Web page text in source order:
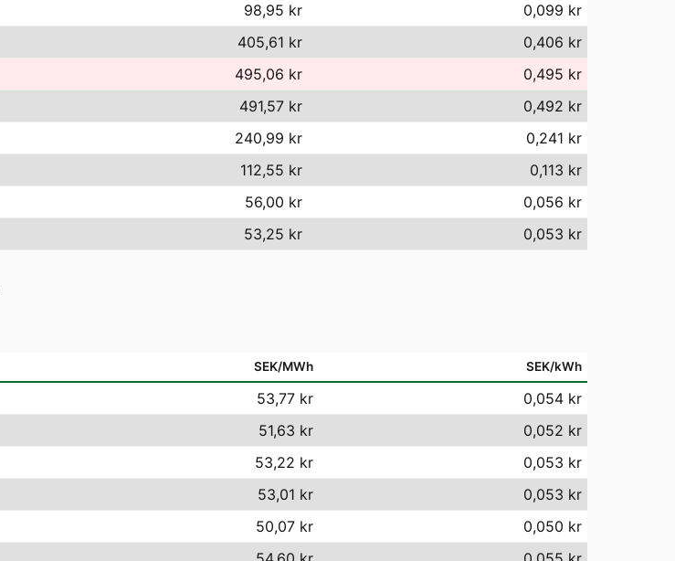
98,95 kr
0,099 kr
405,61 kr
0,406 kr
495,06 kr
0,495 kr
491,57 kr
0,492 kr
240,99 kr
0,241 kr
112,55 kr
0,113 kr
56,00 kr
0,056 kr
53,25 kr 0,053 kr
SEK/MWh SEK/kWh
53,77 kr
0,054 kr
51,63 kr
0,052 kr
53,22 kr
0,053 kr
53,01 kr
0,053 kr
50,07 kr
0,050 kr